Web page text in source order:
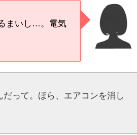
まいし…。電気
って。ほら、エアコンを消し